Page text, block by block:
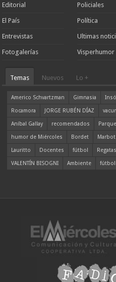
Editorial
El País
Entrevistas
Fotogalerías
Policiales
Política
Ultimas
Visperhumor
Temas Nuevos Lo +
Americo Schvartzman Gimnasia
Rocamora
JORGE RUBÉN DÍAZ
Aníbal Gallay
recomendados
humor de Miércoles
Bordet Marbot
Lauritto
Docentes fútbol Regatas
VALENTÍN BISOGNI
Ambiente fútbol